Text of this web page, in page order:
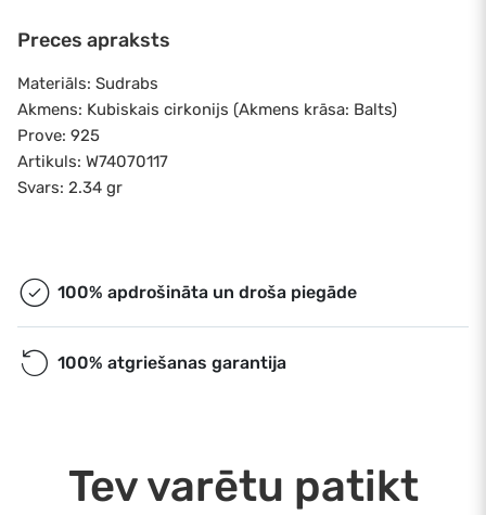
Preces apraksts
Materiāls: Sudrabs
Akmens: Kubiskais cirkonijs (Akmens krāsa: Balts)
Prove: 925
Artikuls: W74070117
Svars: 2.34 gr
100% apdrošināta un droša piegāde
100% atgriešanas garantija
Tev varētu patikt